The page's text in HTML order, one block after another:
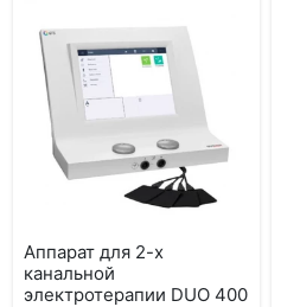
Аппарат для 2-х
канальной
электротерапии DUO 400